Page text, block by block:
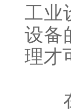
工业
设备
理才
在